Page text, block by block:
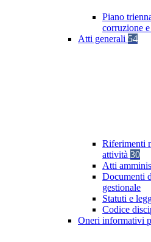
Piano
corruzione
Atti generali 54
Riferimenti
attività 30
Atti
Documenti
gestionale
Statuti e
Codice
Oneri informativi